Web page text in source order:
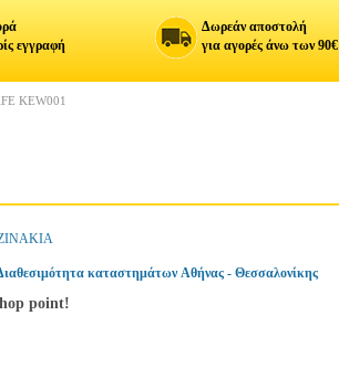
εγγραφή
Δωρεάν αποστολή
για αγορές άνω των 90€
KEW001
καταστημάτων Αθήνας - Θεσσαλονίκης
point!